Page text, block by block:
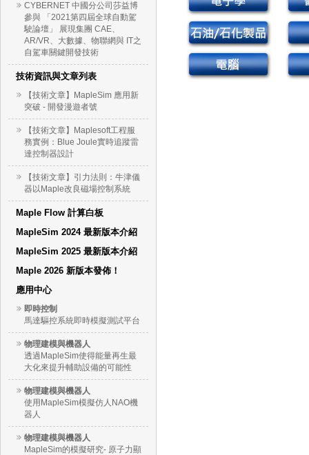
CYBERNET 中國分公司莎益博
參與 「2021第四屆全球自動駕
駛論壇」 展現集團 CAE、
AR/VR、大數據、物聯網與 IT之
自駕車關鍵開發技術
技術資訊與文章列表
【技術文章】MapleSim 應用新
突破 - 開發漫遊者號
【技術文章】Maplesoft工程服
務實例：Blue Joule實時追蹤雷
達控制器設計
【技術文章】引力法則：牛津儀
器以Maple改良磁場控制系統
Maple Flow 計算白板
MapleSim 2024 最新版本介紹
MapleSim 2025 最新版本介紹
Maple 2026 新版本發佈！
應用中心
即時控制
馬達驅控系統即時模擬測試平台
物理建模與機器人
透過MapleSim使得能量再生最
大化來提升輔助設備的可能性
物理建模與機器人
使用MapleSim模擬仿人NAO機
器人
物理建模與機器人
MapleSim的模擬研究- 原子力顯